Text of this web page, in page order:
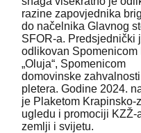
razine zapovjednika
do načelnika Glavnog
SFOR-a. Predsjednički
odlikovan
„Oluja“, Spomenicom
domovinske
pletera. Godine 2024.
je Plaketom
ugledu i promociji KZŽ-
zemlji i svijetu.